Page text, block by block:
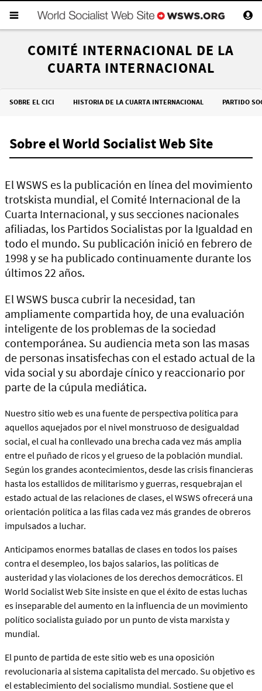
COMITÉ INTERNACIONAL DE LA
CUARTA INTERNACIONAL
SOBRE EL CICI HISTORIA DE LA CUARTA INTERNACIONAL PARTIDO
Sobre el World Socialist Web Site
El WSWS es la publicación en línea del movimiento
trotskista mundial, el Comité Internacional de la
Cuarta Internacional, y sus secciones nacionales
afiliadas, los Partidos Socialistas por la Igualdad en
todo el mundo. Su publicación inició en febrero de
1998 y se ha publicado continuamente durante los
últimos 22 años.
El WSWS busca cubrir la necesidad, tan
ampliamente compartida hoy, de una evaluación
inteligente de los problemas de la sociedad
contemporánea. Su audiencia meta son las masas
de personas insatisfechas con el estado actual de la
vida social y su abordaje cínico y reaccionario por
parte de la cúpula mediática.
Nuestro sitio web es una fuente de perspectiva política para
aquellos aquejados por el nivel monstruoso de desigualdad
social, el cual ha conllevado una brecha cada vez más amplia
entre el puñado de ricos y el grueso de la población mundial.
Según los grandes acontecimientos, desde las crisis financieras
hasta los estallidos de militarismo y guerras, resquebrajan el
estado actual de las relaciones de clases, el WSWS ofrecerá una
orientación política a las filas cada vez más grandes de obreros
impulsados a luchar.
Anticipamos enormes batallas de clases en todos los países
contra el desempleo, los bajos salarios, las políticas de
austeridad y las violaciones de los derechos democráticos. El
World Socialist Web Site insiste en que el éxito de estas luchas
es inseparable del aumento en la influencia de un movimiento
político socialista guiado por un punto de vista marxista y
mundial.
El punto de partida de este sitio web es una oposición
revolucionaria al sistema capitalista del mercado. Su objetivo es
el establecimiento del socialismo mundial. Sostiene que el